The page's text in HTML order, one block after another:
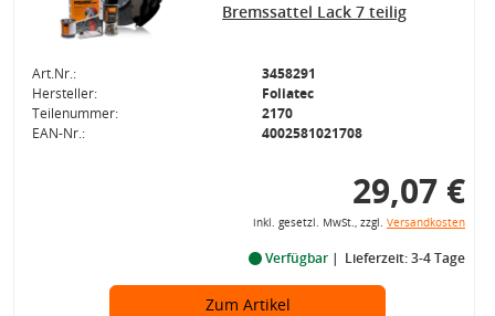
Bremssattel Lack 7 teilig
Art.Nr.:
3458291
Hersteller:
Foliatec
Teilenummer:
2170
EAN-Nr.:
4002581021708
29,07 €
inkl. gesetzl. MwSt., zzgl. Versandkosten
Verfügbar Lieferzeit: 3-4 Tage
Zum Artikel